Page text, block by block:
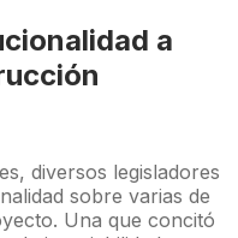
a
diversos legisladores
sobre varias de
Una que concitó